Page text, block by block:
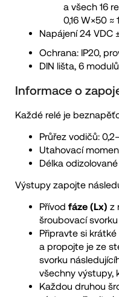
a všech 16
0,16 W×50 ≈
Napájení 24 VDC
Ochrana: IP20,
DIN lišta, 6
Informace o
Každé relé je
Průřez vodičů:
Utahovací
Délka
Výstupy zapojte
Přívod fáze (Lx) z
šroubovací
Připravte si
a propojte je ze
svorku
všechny výstupy,
Každou druhou